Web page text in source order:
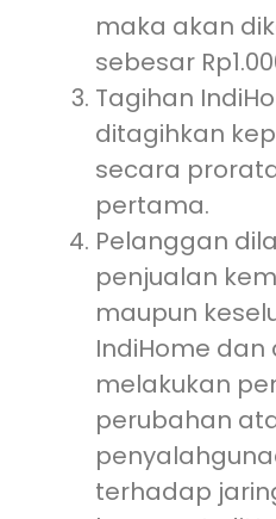
maka akan
sebesar
Tagihan
ditagihkan
secara
pertama.
Pelanggan
penjualan
maupun
IndiHome dan
melakukan
perubahan
terhadap